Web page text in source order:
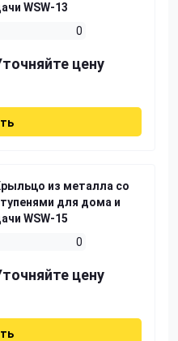
WSW-13
0
цену
из металла со
для дома и
WSW-15
0
цену